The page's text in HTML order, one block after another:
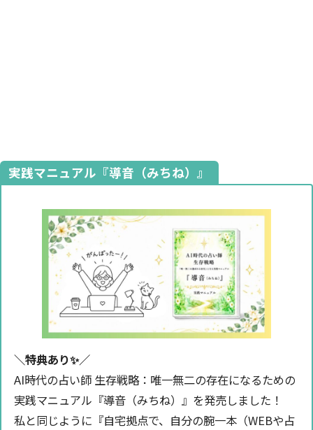
実践マニュアル『導音（みちね）』
＼特典あり✨️／
AI時代の占い師 生存戦略：唯一無二の存在になるための
実践マニュアル『導音（みちね）』を発売しました！
私と同じように『自宅拠点で、自分の腕一本（WEBや占